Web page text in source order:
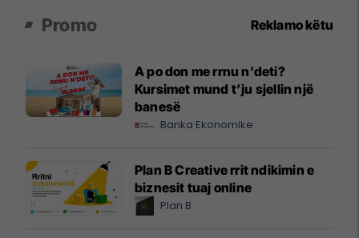
Promo Reklamo këtu
A po don me rrnu n’deti?
Kursimet mund t’ju sjellin një
banesë
Banka Ekonomike
Plan B Creative rrit ndikimin e
biznesit tuaj online
Plan B